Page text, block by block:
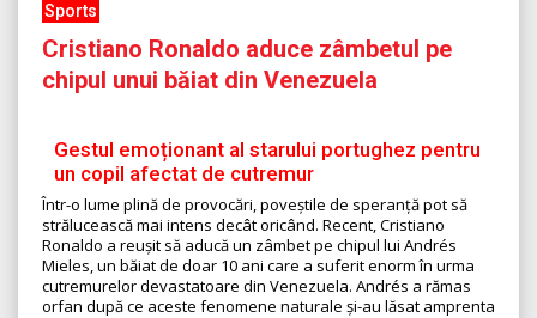
Sports
Cristiano Ronaldo aduce zâmbetul pe
chipul unui băiat din Venezuela
Gestul emoționant al starului portughez pentru
un copil afectat de cutremur
Într-o lume plină de provocări, poveștile de speranță pot să
strălucească mai intens decât oricând. Recent, Cristiano
Ronaldo a reușit să aducă un zâmbet pe chipul lui Andrés
Mieles, un băiat de doar 10 ani care a suferit enorm în urma
cutremurelor devastatoare din Venezuela. Andrés a rămas
orfan după ce aceste fenomene naturale și-au lăsat amprenta